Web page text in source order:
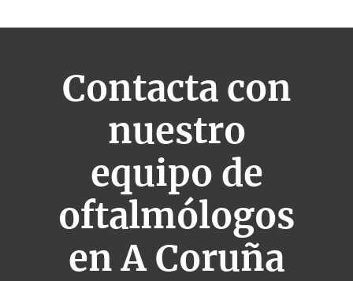
Contacta con
nuestro
equipo de
oftalmólogos
en A Coruña